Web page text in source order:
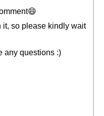
it, so please kindly wait
any questions :)